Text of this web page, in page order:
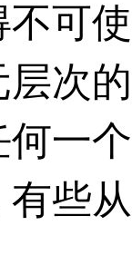
不可
次
一
些